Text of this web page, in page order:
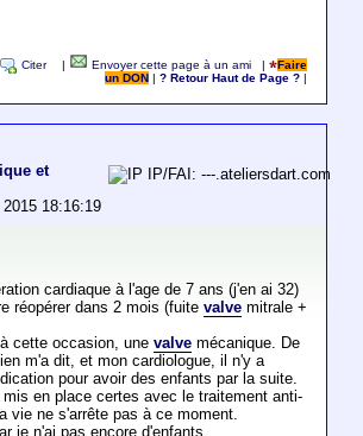
Citer Envoyer cette page à un ami |
Faire
un DON
|? Retour Haut de Page ?
et
18:16:19
IP/FAI: ---.ateliersdart.com
cardiaque à l'age de 7 ans (j'en ai 32)
réopérer dans 2 mois (fuite valvemitrale +
cette occasion, une valvemécanique. De
m'a dit, et mon cardiologue, il n'y a
pour avoir des enfants par la suite.
en place certes avec le traitement anti-
vie ne s'arrête pas à ce moment.
je n'ai pas encore d'enfants.